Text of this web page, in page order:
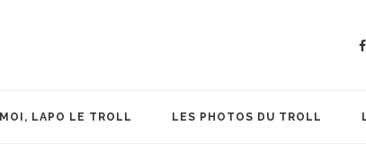
MOI, LAPO LE TROLL LES PHOTOS DU TROLL